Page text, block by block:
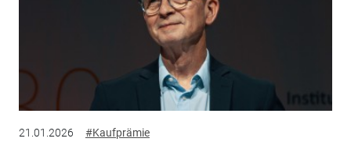
21.01.2026 #Kaufprämie